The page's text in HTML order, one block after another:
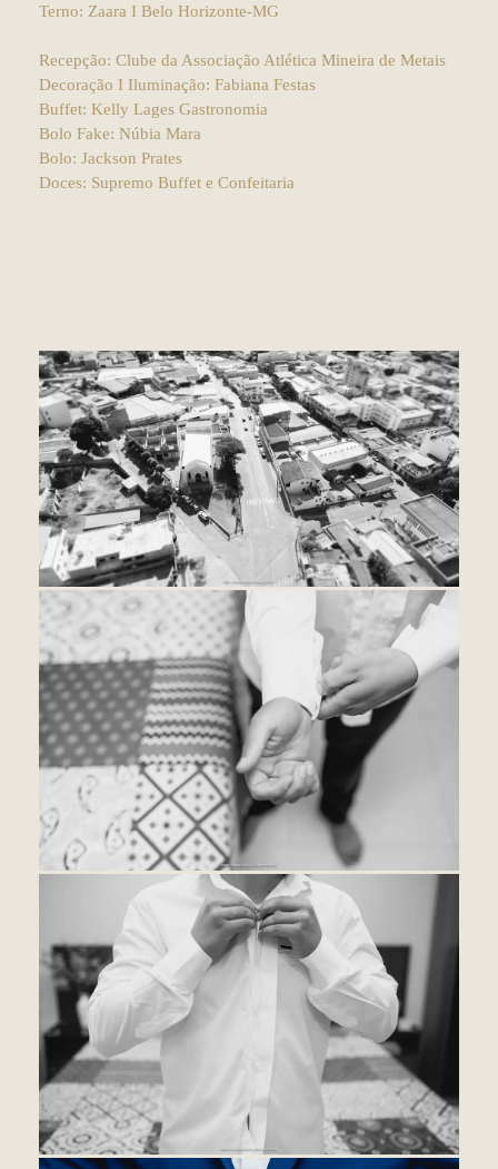
Terno: Zaara I Belo Horizonte-MG
Recepção: Clube da Associação Atlética Mineira de Metais
Decoração I Iluminação: Fabiana Festas
Buffet: Kelly Lages Gastronomia
Bolo Fake: Núbia Mara
Bolo: Jackson Prates
Doces: Supremo Buffet e Confeitaria